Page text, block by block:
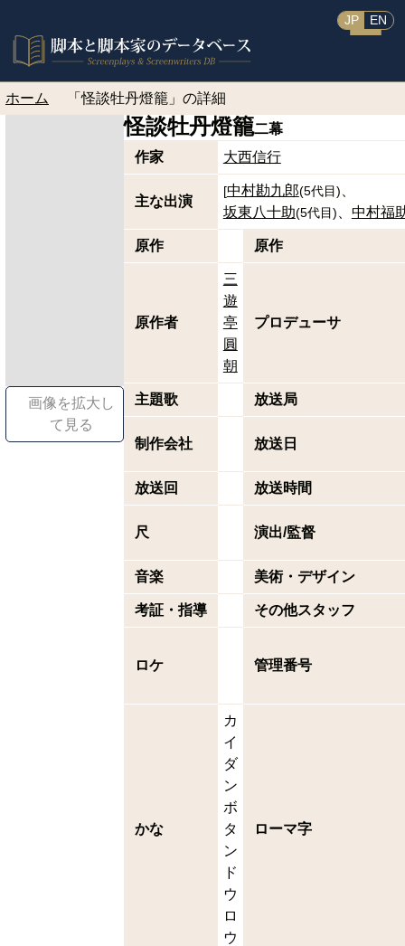
JP EN
ホーム 「怪談牡丹燈籠」の詳細
画像を拡大し
て見る
怪談牡丹燈籠二幕
作家
大西信行
主な出演
[中村勘九郎(5代目 )
坂東八十助(5代目 ) 中村福
原作 原作
原作者
三
遊
亭
圓
朝
プロデューサ
主題歌 放送局
制作会社 放送日
放送回 放送時間
尺 演出/監督
音楽 美術・デザイン
考証・指導 その他スタッフ
ロケ 管理番号
かな
カ
イ
ダ
ン
ボ
タ
ン
ド
ウ
ロ
ウ
ローマ字